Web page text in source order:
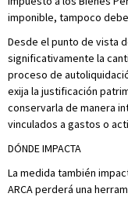
imponible, tampoco
Desde el punto de vista
significativamente la
proceso de
exija la justificación
conservarla de manera
vinculados a gastos o
DÓNDE IMPACTA
La medida también
ARCA perderá una